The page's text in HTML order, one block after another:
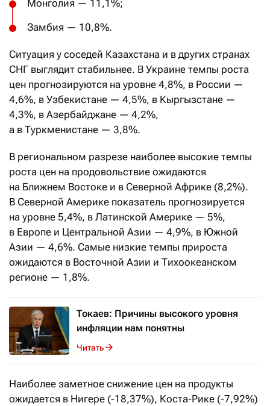
Монголия — 11,1%;
Замбия — 10,8%.
Ситуация у соседей Казахстана и в других странах
СНГ выглядит стабильнее. В Украине темпы роста
цен прогнозируются на уровне 4,8%, в России —
4,6%, в Узбекистане — 4,5%, в Кыргызстане —
4,3%, в Азербайджане — 4,2%,
а в Туркменистане — 3,8%.
В региональном разрезе наиболее высокие темпы
роста цен на продовольствие ожидаются
на Ближнем Востоке и в Северной Африке (8,2%).
В Северной Америке показатель прогнозируется
на уровне 5,4%, в Латинской Америке — 5%,
в Европе и Центральной Азии — 4,9%, в Южной
Азии — 4,6%. Самые низкие темпы прироста
ожидаются в Восточной Азии и Тихоокеанском
регионе — 1,8%.
Токаев: Причины высокого уровня
инфляции нам понятны
Читать
Наиболее заметное снижение цен на продукты
ожидается в Нигере (-18,37%), Коста-Рике (-7,92%)